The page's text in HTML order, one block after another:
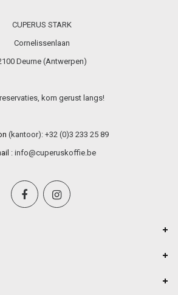
CUPERUS STARK
Cornelissenlaan
Deurne (Antwerpen)
kom gerust langs!
(kantoor): +32 (0)3 233 25 89
: info@cuperuskoffie.be